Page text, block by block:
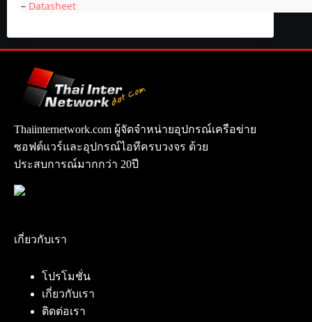
– Datasheet
Thaiinternetwork.com ผู้จัดจำหน่ายอุปกรณ์เครือข่าย
ซอฟต์แวร์และอุปกรณ์ไอทีครบวงจร ด้วย
ประสบการณ์มากกว่า 20ปี
เกี่ยวกับเรา
โปรโมชั่น
เกี่ยวกับเรา
ติดต่อเรา